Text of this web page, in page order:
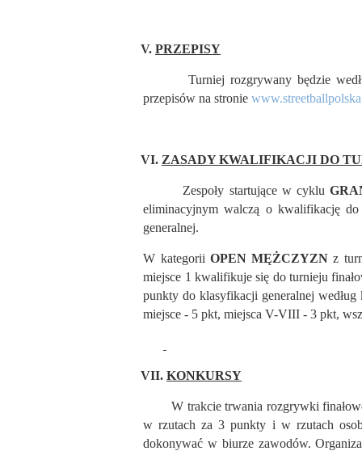
V. PRZEPISY
Turniej rozgrywany będzie według
przepisów na stronie
VI. ZASADY KWALIFIKACJI DO
Zespoły startujące w cyklu
eliminacyjnym walczą o kwalifikację
generalnej.
W kategorii OPEN MĘŻCZYZNz
miejsce 1 kwalifikuje się do turnieju
punkty do klasyfikacji generalnej
miejsce - 5 pkt, miejsca V-VIII - 3 pkt,
VII. KONKURSY
W trakcie trwania rozgrywki
w rzutach za 3 punkty i w rzutach
dokonywać w biurze zawodów.